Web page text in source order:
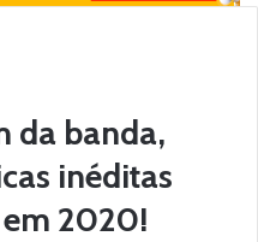
da banda,
inéditas
2020!